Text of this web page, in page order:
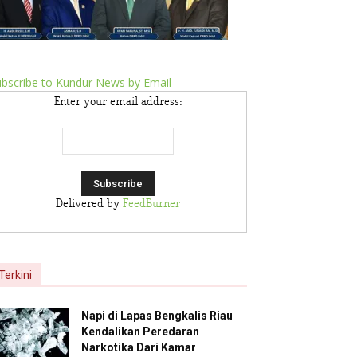
to Kundur News by Email
Enter your email address:
Delivered by FeedBurner
Napi di Lapas Bengkalis Riau
Kendalikan Peredaran
Narkotika Dari Kamar